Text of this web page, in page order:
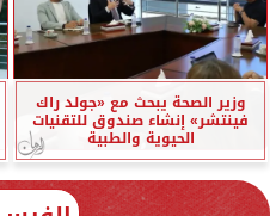
وزير الصحة يبحث مع «جولد راك
فينتشر» إنشاء صندوق للتقنيات
الحيوية والطبية